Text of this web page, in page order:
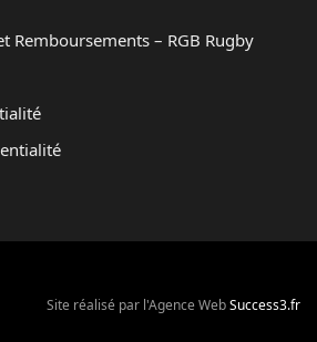
Remboursements – RGB Rugby
Site réalisé par l'Agence WebSuccess3.fr